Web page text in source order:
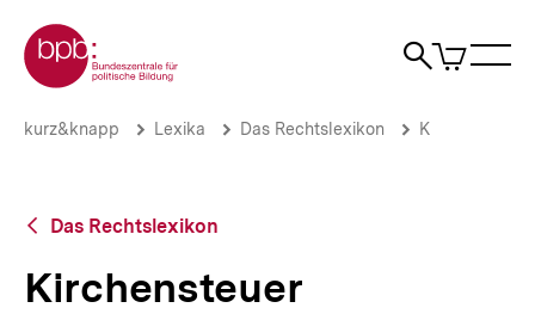
zum
Seiteninhalt
springen
Zur Startseite der bpb
Suche
Artikel
im
Kirchensteuer
Brotkrümelnavigation
Pfadnavigation
kurz&knapp Lexika Das Rechtslexikon K
Zurück
Übersicht
Das Rechtslexikon
Kirchensteuer